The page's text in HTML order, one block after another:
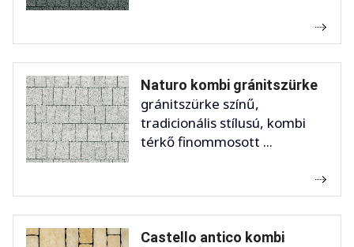
Naturo kombi gránitszürke
gránitszürke színű,
tradicionális stílusú, kombi
térkő finommosott ...
Castello antico kombi